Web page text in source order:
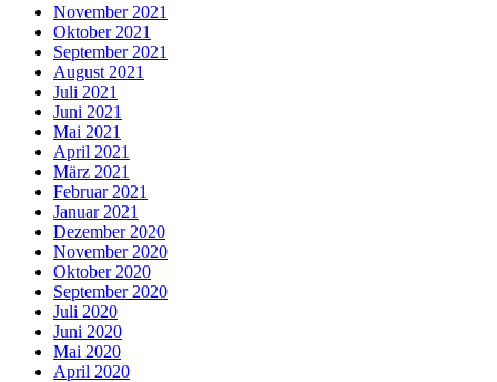
November 2021
Oktober 2021
September 2021
August 2021
Juli 2021
Juni 2021
Mai 2021
April 2021
März 2021
Februar 2021
Januar 2021
Dezember 2020
November 2020
Oktober 2020
September 2020
Juli 2020
Juni 2020
Mai 2020
April 2020